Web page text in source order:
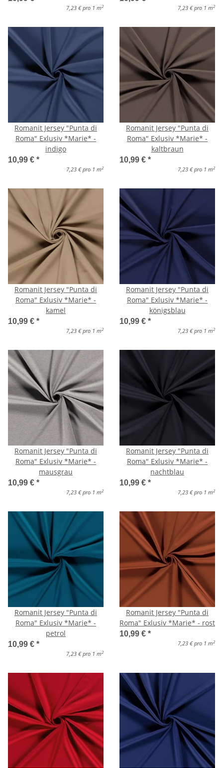
7,23 € pro 1 m 2 7,23 € pro 1 m 2
Romanit Jersey "Punta di
Roma" Exlusiv *Marie* -
indigo
10,99 € *
7,23 € pro 1 m 2
Romanit Jersey "Punta di
Roma" Exlusiv *Marie* -
kaltbraun
10,99 € *
7,23 € pro 1 m 2
Romanit Jersey "Punta di
Roma" Exlusiv *Marie* -
kamel
10,99 € *
7,23 € pro 1 m 2
Romanit Jersey "Punta di
Roma" Exlusiv *Marie* -
königsblau
10,99 € *
7,23 € pro 1 m 2
Romanit Jersey "Punta di
Roma" Exlusiv *Marie* -
mausgrau
10,99 € *
7,23 € pro 1 m 2
Romanit Jersey "Punta di
Roma" Exlusiv *Marie* -
nachtblau
10,99 € *
7,23 € pro 1 m 2
Romanit Jersey "Punta di
Roma" Exlusiv *Marie* -
petrol
10,99 € *
7,23 € pro 1 m 2
Romanit Jersey "Punta di
Roma" Exlusiv *Marie* - rost
10,99 € *
7,23 € pro 1 m 2